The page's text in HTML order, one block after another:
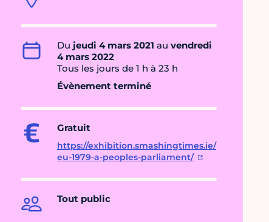
Du jeudi 4 mars 2021 au vendredi
4 mars 2022
Tous les jours de 1 h à 23 h
Évènement terminé
Gratuit
https://exhibition.smashingtimes.ie/
eu-1979-a-peoples-parliament/
Tout public